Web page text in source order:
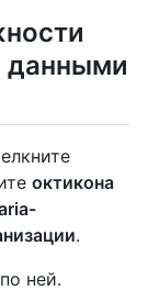
данными
октикона
.
ней.